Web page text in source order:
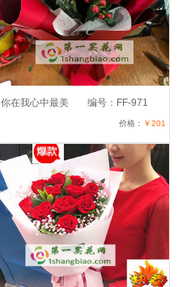
你在我心中最美 编号：FF-971
价格： ￥201